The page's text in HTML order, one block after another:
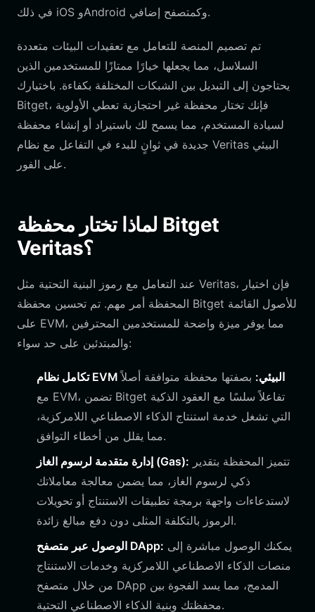
في ذلك iOS وAndroid وكمتصفح إضافي.
تم تصميم المنصة للتعامل مع تعقيدات البيئات متعددة
السلاسل، مما يجعلها خيارًا ممتازًا للمستخدمين الذين
يحتاجون إلى التبديل بين الشبكات المختلفة بكفاءة. باختيارك
Bitget، فإنك تختار محفظة غير احتجازية تعطي الأولوية
لسيادة المستخدم، مما يسمح لك باستيراد أو إنشاء محفظة
جديدة في ثوانٍ للبدء في التفاعل مع نظام Veritas البيئي
على الفور.
لماذا تختار محفظة Bitget
Veritas؟
عند التعامل مع رموز البنية التحتية مثل Veritas، فإن اختيار
المحفظة أمر مهم. تم تحسين محفظة Bitget للأصول القائمة
على EVM، مما يوفر ميزة واضحة للمستخدمين المحترفين
والمبتدئين على حد سواء:
تكامل نظام EVM البيئي: بصفتها محفظة متوافقة أصلاً
مع EVM، تضمن Bitget تفاعلاً سلسًا مع العقود الذكية
التي تشغل خدمة استنتاج الذكاء الاصطناعي اللامركزية،
مما يقلل من أخطاء التوافق.
إدارة متقدمة لرسوم الغاز (Gas):
ذكي لرسوم الغاز، مما يضمن معالجة معاملاتك
لاستدعاءات واجهة برمجة تطبيقات الاستنتاج أو تحويلات
الرموز بالتكلفة المثلى دون دفع مبالغ زائدة.
الوصول عبر متصفح DApp:
منصات الذكاء الاصطناعي اللامركزية وخدمات الاستنتاج
من خلال متصفح DApp المدمج، مما يسد الفجوة بين
محفظتك وبنية الذكاء الاصطناعي التحتية.